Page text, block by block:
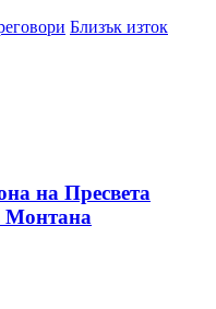
Близък изток
на Пресвета
Монтана